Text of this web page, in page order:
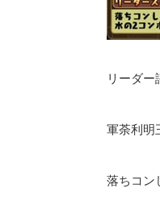
リーダー
軍荼利明
落ちコン